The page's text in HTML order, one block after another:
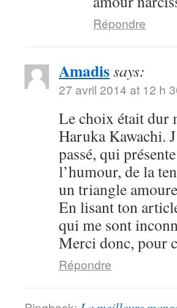
Répondre
Amadissays:
27 avril 2014 at 12 h
Le choix était dur
Haruka Kawachi.
passé, qui
l’humour, de la
un triangle
En lisant ton
qui me sont
Merci donc, pour
Répondre